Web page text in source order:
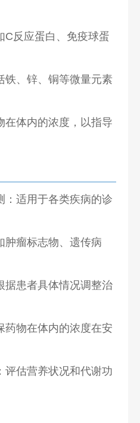
C反应蛋白、免疫球蛋
铁、锌、铜等微量元素
在体内的浓度，以指导
：适用于各类疾病的诊
肿瘤标志物、遗传病
据患者具体情况调整治
药物在体内的浓度在安
评估营养状况和代谢功